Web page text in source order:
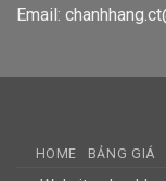
Email:
HOME BẢNG GIÁ